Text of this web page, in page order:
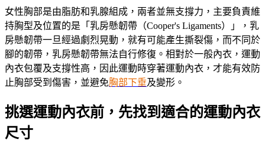
女性胸部是由脂肪和乳腺組成，兩者並無支撐力，主要負責維
持胸型及位置的是「乳房懸韌帶（Cooper's Ligaments）」，乳
房懸韌帶一旦經過劇烈晃動，就有可能產生撕裂傷，而不同於
腳的韌帶，乳房懸韌帶無法自行修復。相對於一般內衣，運動
內衣包覆及支撐性高，因此運動時穿著運動內衣，才能有效防
止胸部受到傷害，並避免胸部下垂及變形。
挑選運動內衣前，先找到適合的運動內衣
尺寸